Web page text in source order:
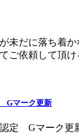
未だに落ち着
ご依頼して頂け
Gマーク更新
定 Gマーク更